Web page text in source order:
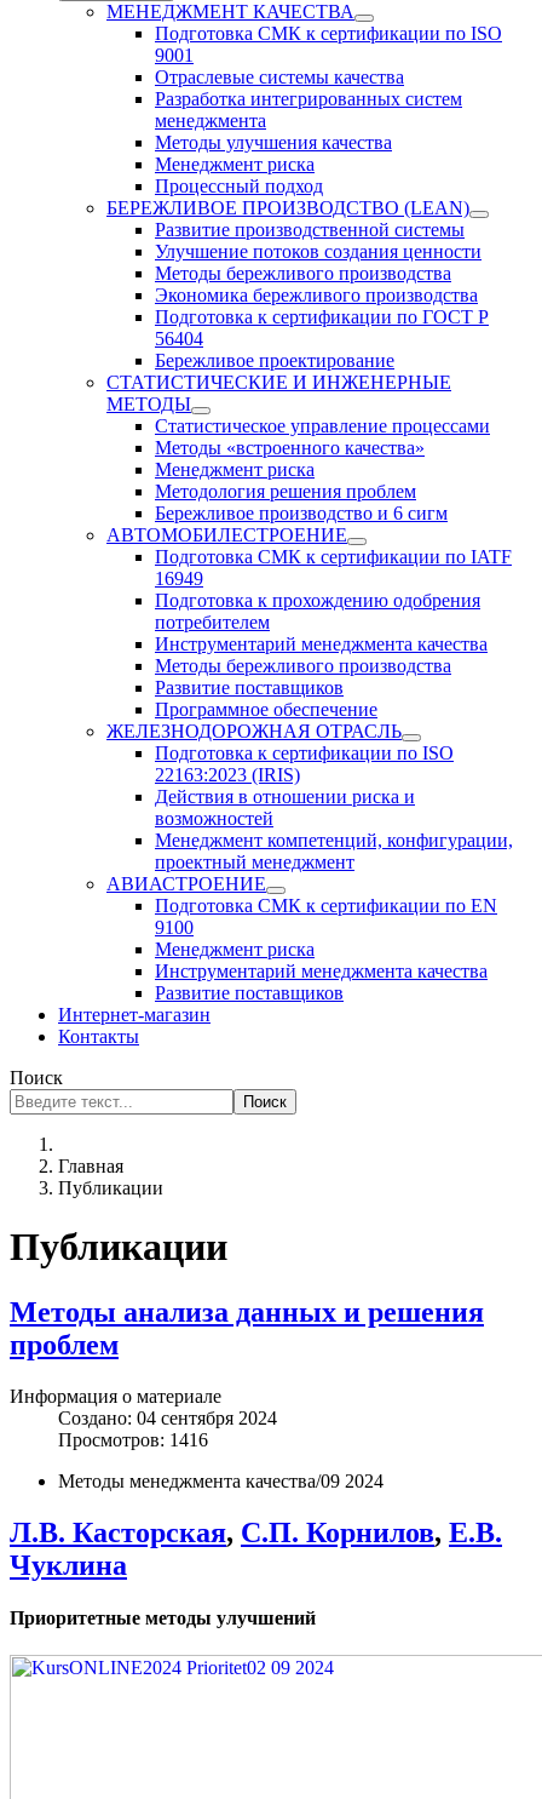
МЕНЕДЖМЕНТ КАЧЕСТВА
Подготовка СМК к сертификации по ISO
9001
Отраслевые системы качества
Разработка интегрированных систем
менеджмента
Методы улучшения качества
Менеджмент риска
Процессный подход
БЕРЕЖЛИВОЕ ПРОИЗВОДСТВО (LEAN)
Развитие производственной системы
Улучшение потоков создания ценности
Методы бережливого производства
Экономика бережливого производства
Подготовка к сертификации по ГОСТ Р
56404
Бережливое проектирование
СТАТИСТИЧЕСКИЕ И ИНЖЕНЕРНЫЕ
МЕТОДЫ
Статистическое управление процессами
Методы «встроенного качества»
Менеджмент риска
Методология решения проблем
Бережливое производство и 6 сигм
АВТОМОБИЛЕСТРОЕНИЕ
Подготовка СМК к сертификации по IATF
16949
Подготовка к прохождению одобрения
потребителем
Инструментарий менеджмента качества
Методы бережливого производства
Развитие поставщиков
Программное обеспечение
ЖЕЛЕЗНОДОРОЖНАЯ ОТРАСЛЬ
Подготовка к сертификации по ISO
22163:2023 (IRIS)
Действия в отношении риска и
возможностей
Менеджмент компетенций, конфигурации,
проектный менеджмент
АВИАСТРОЕНИЕ
Подготовка СМК к сертификации по EN
9100
Менеджмент риска
Инструментарий менеджмента качества
Развитие поставщиков
Интернет-магазин
Контакты
Поиск
Поиск
Главная
Публикации
Публикации
Методы анализа данных и решения
проблем
Информация о материале
Создано: 04 сентября 2024
Просмотров: 1416
Методы менеджмента качества/09 2024
Л.В. Касторская, С.П. Корнилов, Е.В.
Чуклина
Приоритетные методы улучшений